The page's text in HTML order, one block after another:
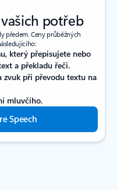
potřeb
předem. Ceny průběžných
který přepisujete nebo
a překladu řeči.
zvuk při převodu textu na
mluvčího.
Speech